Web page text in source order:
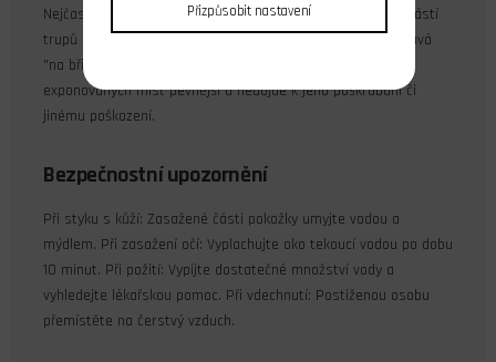
Nejčastější využití najde přípravek pro zpevnění spodních částí
trupů a konců křídel EPP/EPS modelů, se kterými se přistává
"na břicho" - bez podvozku. Díky přípravku bude povrch
exponovaných míst pevnější a nedojde k jeho poškrábání či
jinému poškození.
Bezpečnostní upozornění
Při styku s kůží: Zasažené části pokožky umyjte vodou a
mýdlem. Při zasažení očí: Vyplachujte oko tekoucí vodou po dobu
10 minut. Při požití: Vypijte dostatečné množství vody a
vyhledejte lékařskou pomoc. Při vdechnutí: Postiženou osobu
přemístěte na čerstvý vzduch.
Přizpůsobit nastavení